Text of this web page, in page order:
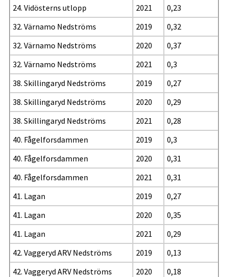
24. Vidösterns utlopp
2021
0,23
32. Värnamo Nedströms
2019
0,32
32. Värnamo Nedströms
2020
0,37
32. Värnamo Nedströms
2021
0,3
38. Skillingaryd Nedströms
2019
0,27
38. Skillingaryd Nedströms
2020
0,29
38. Skillingaryd Nedströms
2021
0,28
40. Fågelforsdammen
2019
0,3
40. Fågelforsdammen
2020
0,31
40. Fågelforsdammen
2021
0,31
41. Lagan
2019
0,27
41. Lagan
2020
0,35
41. Lagan
2021
0,29
42. Vaggeryd ARV Nedströms
2019
0,13
42. Vaggeryd ARV Nedströms
2020
0,18